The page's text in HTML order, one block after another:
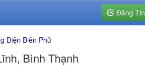
Đăng Tin
Điện Biên Phủ
Bình Thạnh